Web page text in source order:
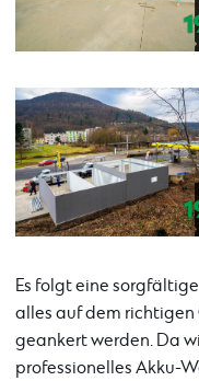
Es folgt eine
alles auf dem
geankert werden. Da
professionelles Akku-